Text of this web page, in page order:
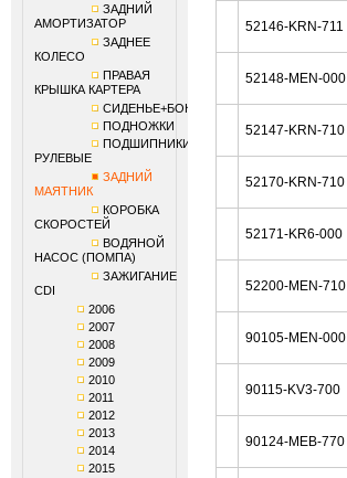
ЗАДНИЙ
АМОРТИЗАТОР
ЗАДНЕЕ
КОЛЕСО
ПРАВАЯ
КРЫШКА КАРТЕРА
СИДЕНЬЕ+БОКОВИНЫ
ПОДНОЖКИ
ПОДШИПНИКИ
РУЛЕВЫЕ
ЗАДНИЙ
МАЯТНИК
КОРОБКА
СКОРОСТЕЙ
ВОДЯНОЙ
НАСОС (ПОМПА)
ЗАЖИГАНИЕ
CDI
2006
2007
2008
2009
2010
2011
2012
2013
2014
2015
52146-KRN-711
52148-MEN-000
52147-KRN-710
52170-KRN-710
52171-KR6-000
52200-MEN-710
90105-MEN-000
90115-KV3-700
90124-MEB-770